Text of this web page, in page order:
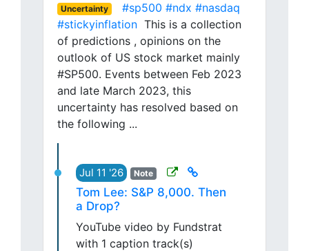
Uncertainty #sp500 #ndx #nasdaq
#stickyinflation This is a collection
of predictions , opinions on the
outlook of US stock market mainly
#SP500. Events between Feb 2023
and late March 2023, this
uncertainty has resolved based on
the following ...
Jul 11 '26 Note
Tom Lee: S&P 8,000. Then
a Drop?
YouTube video by Fundstrat
with 1 caption track(s)